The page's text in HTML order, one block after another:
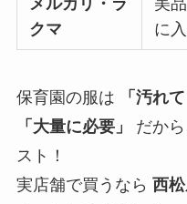
メルカリ・ラ
クマ
美
に
保育園の服は
「汚れ
「大量に必要」
だから
スト！
実店舗で買うなら 西